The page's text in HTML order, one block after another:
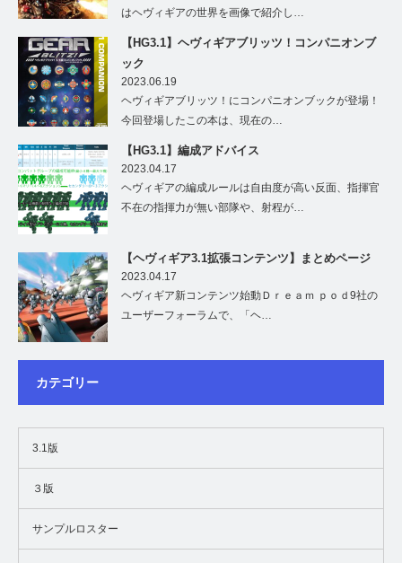
はヘヴィギアの世界を画像で紹介し…
【HG3.1】ヘヴィギアブリッツ！コンパニオンブ
ック
2023.06.19
ヘヴィギアブリッツ！にコンパニオンブックが登場！
今回登場したこの本は、現在の…
【HG3.1】編成アドバイス
2023.04.17
ヘヴィギアの編成ルールは自由度が高い反面、指揮官
不在の指揮力が無い部隊や、射程が…
【ヘヴィギア3.1拡張コンテンツ】まとめページ
2023.04.17
ヘヴィギア新コンテンツ始動Ｄｒｅａｍ ｐｏｄ9社の
ユーザーフォーラムで、「ヘ…
カテゴリー
3.1版
３版
サンプルロスター